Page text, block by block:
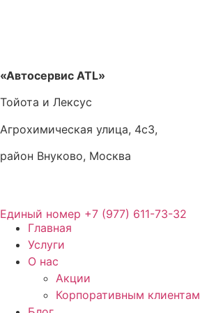
«Автосервис ATL»
Тойота и Лексус
Агрохимическая улица, 4с3,
район Внуково, Москва
Единый номер +7 (977) 611-73-32
Главная
Услуги
О нас
Акции
Корпоративным клиентам